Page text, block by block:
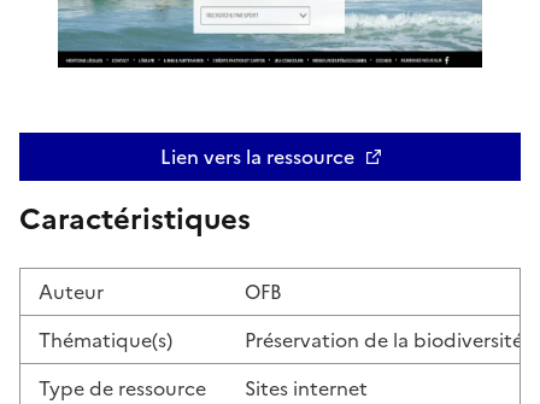
Lien vers la ressourceOuvre une nouvelle fenêtre
Caractéristiques
Auteur
OFB
Thématique(s)
Préservation de la biodiversité
Type de ressource
Sites internet